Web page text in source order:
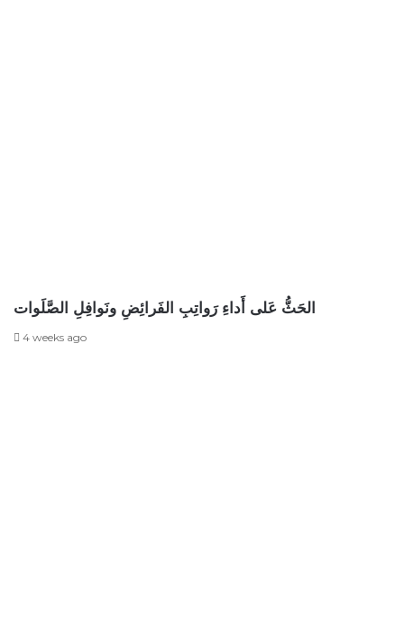
الحَثُّ عَلى أَداءِ رَواتِبِ الفَرائِضِ ونَوافِلِ الصَّلَوات
4 weeks ago